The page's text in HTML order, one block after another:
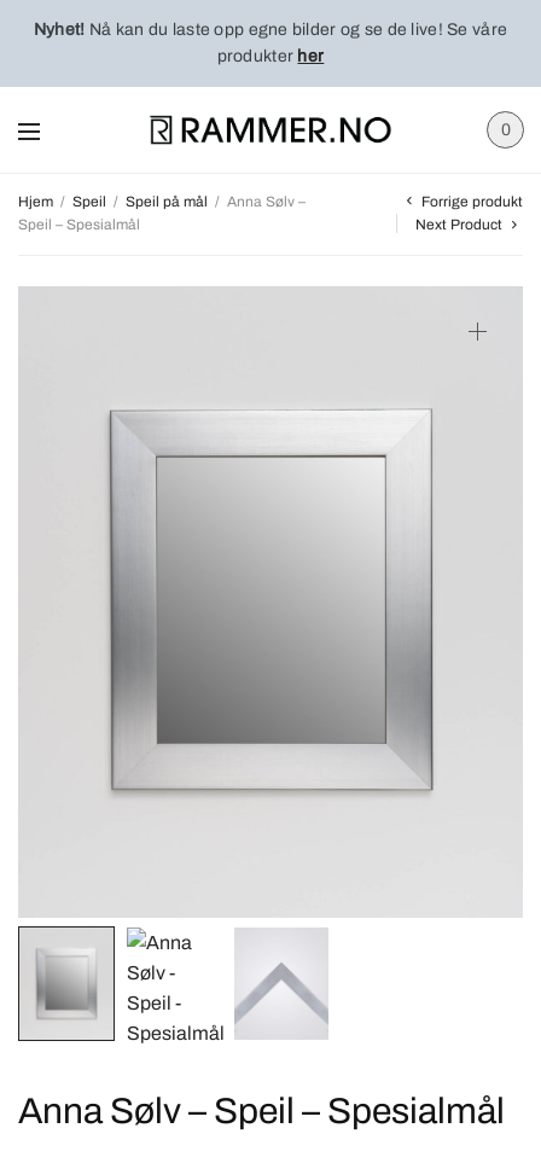
Nyhet! Nå kan du laste opp egne bilder og se de live! Se våre
produkter her
0
Hjem / Speil / Speil på mål / Anna Sølv –
Speil – Spesialmål
Forrige produkt
Next Product
Anna Sølv – Speil – Spesialmål